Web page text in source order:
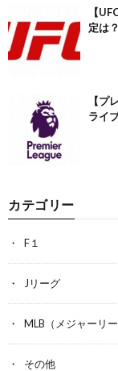
【
定は？
【プ
ライ
カテゴリー
F１
Jリーグ
MLB（メジャーリー
その他